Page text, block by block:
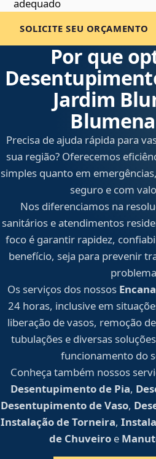
adequado
SOLICITE SEU ORÇAMENTO
Por que
Jardim
Precisa de ajuda rápida para
sua região? Oferecemos
simples quanto em
seguro e com
Nos diferenciamos na
sanitários e atendimentos
foco é garantir rapidez,
benefício, seja para prevenir
Os serviços dos nossos
24 horas, inclusive em
liberação de vasos, remoção
tubulações e diversas
funcionamento do
Conheça também nossos
Desentupimento de Pia,
Desentupimento de Vaso,
Instalação de Torneira,
de Chuveiro e